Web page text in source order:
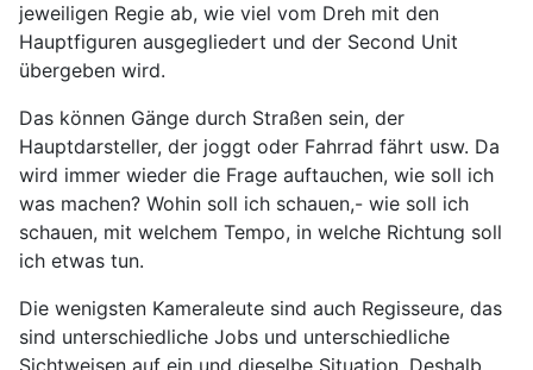
jeweiligen Regie ab, wie viel vom Dreh mit den
Hauptfiguren ausgegliedert und der Second Unit
übergeben wird.
Das können Gänge durch Straßen sein, der
Hauptdarsteller, der joggt oder Fahrrad fährt usw. Da
wird immer wieder die Frage auftauchen, wie soll ich
was machen? Wohin soll ich schauen,- wie soll ich
schauen, mit welchem Tempo, in welche Richtung soll
ich etwas tun.
Die wenigsten Kameraleute sind auch Regisseure, das
sind unterschiedliche Jobs und unterschiedliche